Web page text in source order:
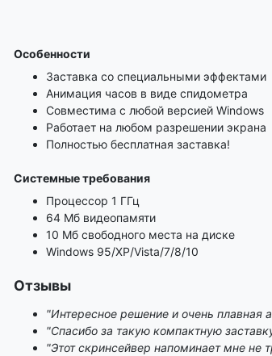
Особенности
Заставка со специальными эффектами
Анимация часов в виде спидометра
Совместима с любой версией Windows
Работает на любом разрешении экрана
Полностью бесплатная заставка!
Системные требования
Процессор 1 ГГц
64 Мб видеопамяти
10 Мб свободного места на диске
Windows 95/XP/Vista/7/8/10
Отзывы
"Интересное решение и очень плавная
"Спасибо за такую компактную
"Этот скринсейвер напоминает мне не